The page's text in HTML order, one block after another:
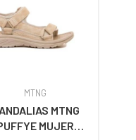
MTNG
MTNG
MUJER